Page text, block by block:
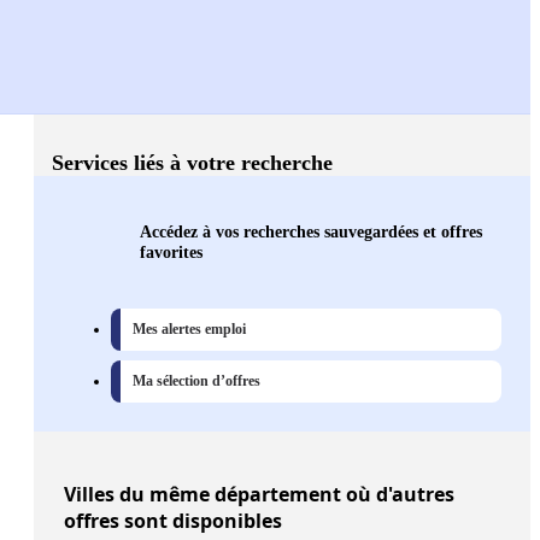
Services liés à votre recherche
Accédez à vos recherches sauvegardées et offres
favorites
Mes alertes emploi
Ma sélection d’offres
Villesdu même département où d'autres
offres sont disponibles